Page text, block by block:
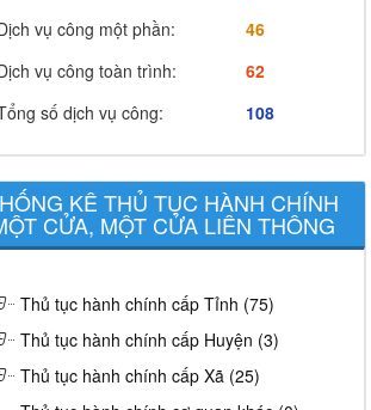
vụ công một phần:
46
vụ công toàn trình:
62
số dịch vụ công:
108
KÊ THỦ TỤC HÀNH CHÍNH
CỬA, MỘT CỬA LIÊN THÔNG
Thủ tục hành chính cấp Tỉnh (75)
Thủ tục hành chính cấp Huyện (3)
Thủ tục hành chính cấp Xã (25)